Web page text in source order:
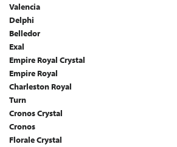
Valencia
Delphi
Belledor
Exal
Empire Royal Crystal
Empire Royal
Charleston Royal
Turn
Cronos Crystal
Cronos
Florale Crystal